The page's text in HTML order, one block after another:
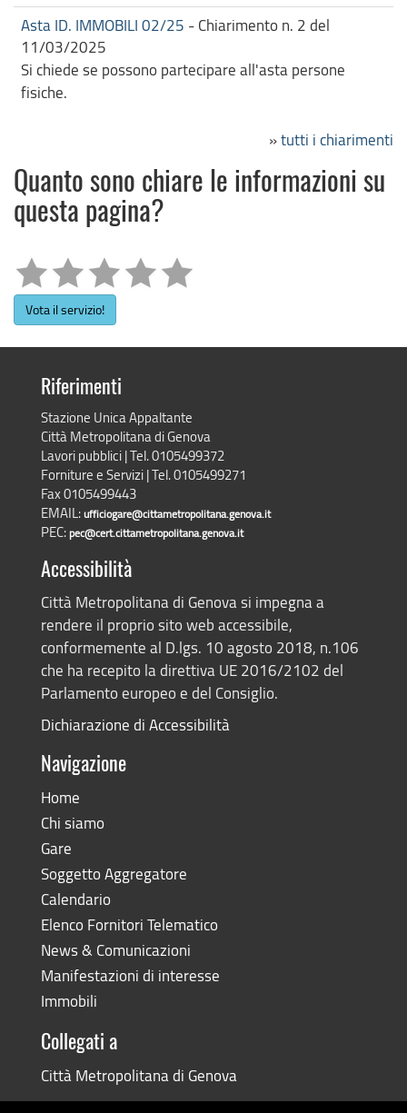
Asta ID. IMMOBILI 02/25 - Chiarimento n. 2 del
11/03/2025
Si chiede se possono partecipare all'asta persone
fisiche.
»tutti i chiarimenti
Quanto sono chiare le informazioni su
questa pagina?
Vota il servizio!
Riferimenti
Stazione Unica Appaltante
Città Metropolitana di Genova
Lavori pubblici | Tel. 0105499372
Forniture e Servizi | Tel. 0105499271
Fax 0105499443
EMAIL:ufficiogare@cittametropolitana.genova.it
PEC:pec@cert.cittametropolitana.genova.it
Accessibilità
Città Metropolitana di Genova si impegna a
rendere il proprio sito web accessibile,
conformemente al D.lgs. 10 agosto 2018, n.106
che ha recepito la direttiva UE 2016/2102 del
Parlamento europeo e del Consiglio.
Dichiarazione di Accessibilità
Navigazione
Home
Chi siamo
Gare
Soggetto Aggregatore
Calendario
Elenco Fornitori Telematico
News & Comunicazioni
Manifestazioni di interesse
Immobili
Collegati a
Città Metropolitana di Genova